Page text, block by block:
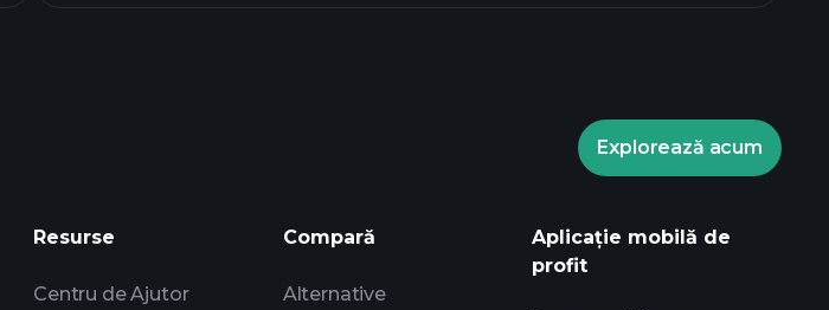
GB00B99P9349 fond chart
Explorează acum
Resurse
Centru de Ajutor
Compară
Alternative
Aplicație mobilă de
profit